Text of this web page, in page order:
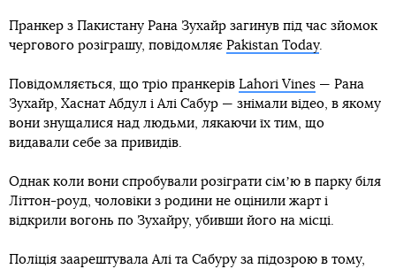
Пранкер з Пакистану Рана Зухайр загинув під час зйомок
чергового розіграшу, повідомляє Pakistan Today.
Повідомляється, що тріо пранкерів Lahori Vines — Рана
Зухайр, Хаснат Абдул і Алі Сабур — знімали відео, в якому
вони знущалися над людьми, лякаючи їх тим, що
видавали себе за привидів.
Однак коли вони спробували розіграти сімʼю в парку біля
Літтон-роуд, чоловіки з родини не оцінили жарт і
відкрили вогонь по Зухайру, убивши його на місці.
Поліція заарештувала Алі та Сабуру за підозрою в тому,